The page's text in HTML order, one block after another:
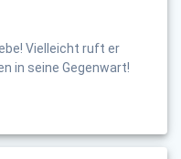
Vielleicht ruft er
in seine Gegenwart!